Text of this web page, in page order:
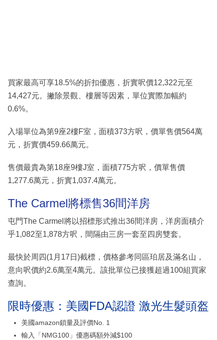
買家最高可享18.5%的折扣優惠，折實呎價12,322元至
14,427元。撇除景觀、樓層等因素，單位實際加幅約
0.6%。
入場單位為第9座2樓F室，面積373方呎，價單售價564萬
元，折實價459.66萬元。
售價最貴為第18座9樓J室，面積775方呎，價單售價
1,277.6萬元，折實1,037.4萬元。
The Carmel將標售36間洋房
屯門The Carmel將以招標形式推出36間洋房，洋房面積介
乎1,082至1,878方呎，間隔由三房一套至四房雙套。
最快於周四(1月17日)截標，價格參考同區珀居及滿名山，
意向呎價約2.6萬至4萬元。該批單位已接獲超過100組買家
查詢。
限時優惠：美國FDA認證 激光生髮頭盔
美國amazon鎖量及評價No. 1
輸入「NMG100」優惠碼額外減$100